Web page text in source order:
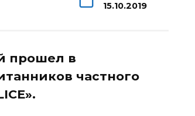
15.10.2019
прошел в
частного